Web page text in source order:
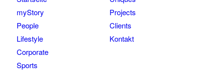
myStory
People
Lifestyle
Corporate
Sports
Projects
Clients
Kontakt